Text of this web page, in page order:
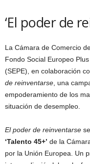
‘El poder de
La Cámara de Comercio
Fondo Social Europeo
(SEPE), en colaboración
de reinventarse, una
empoderamiento de los
situación de desempleo.
El poder de reinventarse
‘Talento 45+’ de la
por la Unión Europea. Un